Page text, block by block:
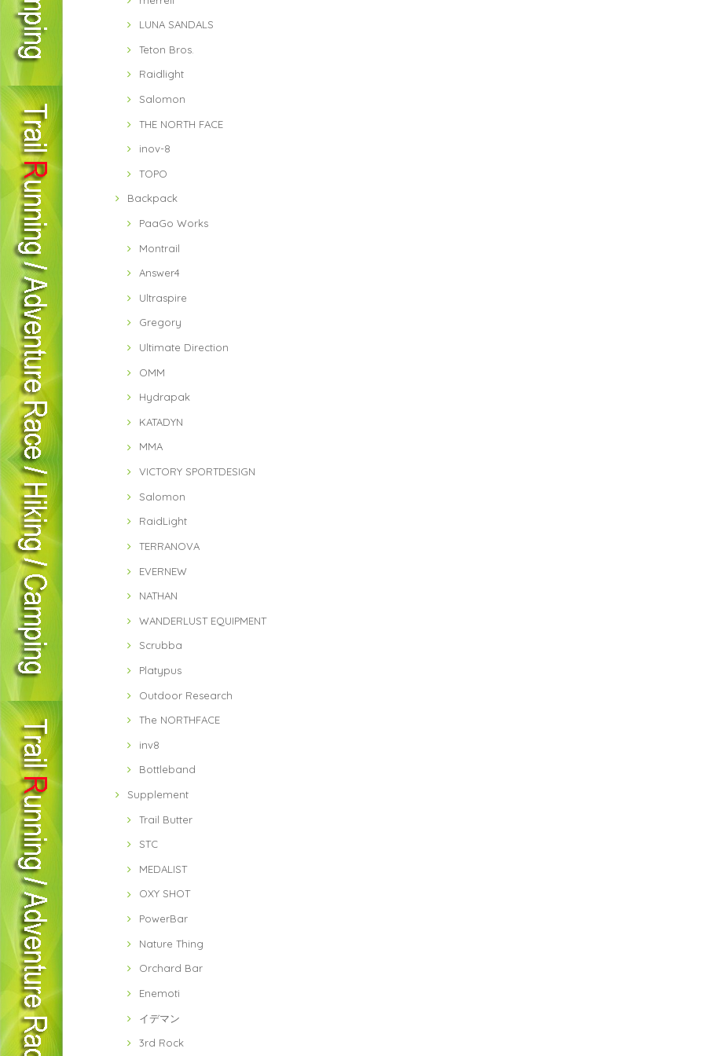
LUNA SANDALS
Teton Bros.
Raidlight
Salomon
THE NORTH FACE
inov-8
TOPO
Backpack
PaaGo Works
Montrail
Answer4
Ultraspire
Gregory
Ultimate Direction
OMM
Hydrapak
KATADYN
MMA
VICTORY SPORTDESIGN
Salomon
RaidLight
TERRANOVA
EVERNEW
NATHAN
WANDERLUST EQUIPMENT
Scrubba
Platypus
Outdoor Research
The NORTHFACE
inv8
Bottleband
Supplement
Trail Butter
STC
MEDALIST
OXY SHOT
PowerBar
Nature Thing
Orchard Bar
Enemoti
イデマン
3rd Rock